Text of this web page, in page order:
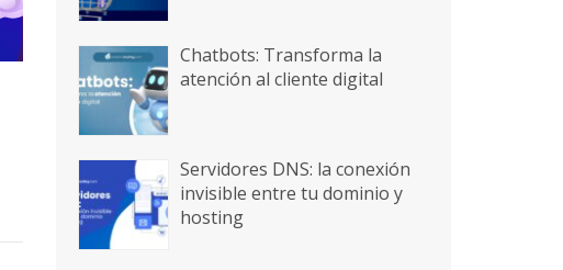
Chatbots: Transforma la
atención al cliente digital
Servidores DNS: la conexión
invisible entre tu dominio y
hosting